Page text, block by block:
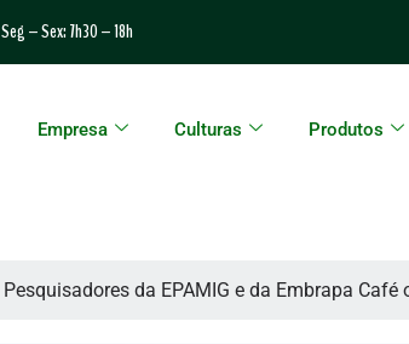
Seg – Sex: 7h30 – 18h
Empresa Culturas Produtos
Pesquisadores da EPAMIG e da Embrapa